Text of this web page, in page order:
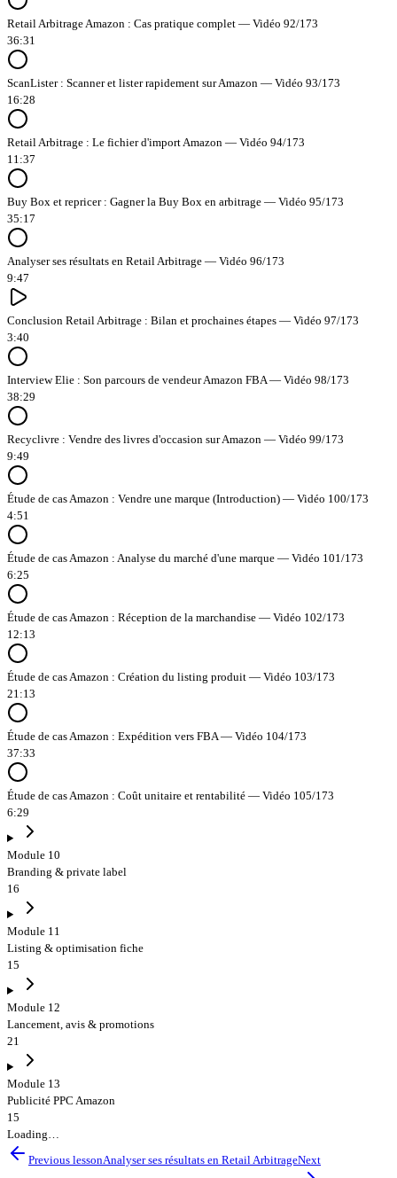
Retail Arbitrage Amazon : Cas pratique complet — Vidéo 92/173
36:31
ScanLister : Scanner et lister rapidement sur Amazon — Vidéo 93/173
16:28
Retail Arbitrage : Le fichier d'import Amazon — Vidéo 94/173
11:37
Buy Box et repricer : Gagner la Buy Box en arbitrage — Vidéo 95/173
35:17
Analyser ses résultats en Retail Arbitrage — Vidéo 96/173
9:47
Conclusion Retail Arbitrage : Bilan et prochaines étapes — Vidéo 97/173
3:40
Interview Elie : Son parcours de vendeur Amazon FBA — Vidéo 98/173
38:29
Recyclivre : Vendre des livres d'occasion sur Amazon — Vidéo 99/173
9:49
Étude de cas Amazon : Vendre une marque (Introduction) — Vidéo 100/173
4:51
Étude de cas Amazon : Analyse du marché d'une marque — Vidéo 101/173
6:25
Étude de cas Amazon : Réception de la marchandise — Vidéo 102/173
12:13
Étude de cas Amazon : Création du listing produit — Vidéo 103/173
21:13
Étude de cas Amazon : Expédition vers FBA — Vidéo 104/173
37:33
Étude de cas Amazon : Coût unitaire et rentabilité — Vidéo 105/173
6:29
Module 10
Branding & private label
16
Module 11
Listing & optimisation fiche
15
Module 12
Lancement, avis & promotions
21
Module 13
Publicité PPC Amazon
15
Loading…
Previous lessonAnalyser ses résultats en Retail ArbitrageNext